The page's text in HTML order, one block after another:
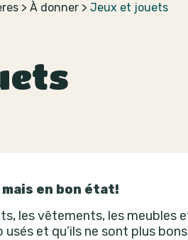
>À donner >Jeux et jouets
en bon état!
les vêtements, les meubles
et qu’ils ne sont plus